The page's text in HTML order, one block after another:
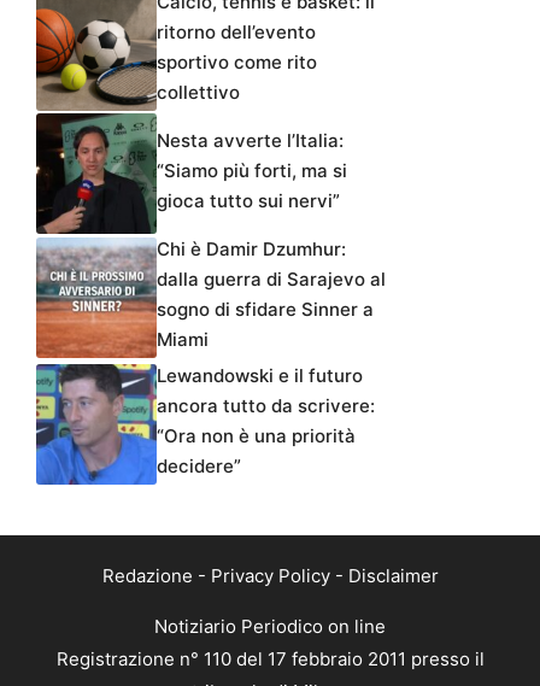
ritorno dell’evento
sportivo come rito
collettivo
Nesta avverte l’Italia:
“Siamo più forti, ma si
gioca tutto sui nervi”
Chi è Damir Dzumhur:
dalla guerra di Sarajevo al
sogno di sfidare Sinner a
Miami
Lewandowski e il futuro
ancora tutto da scrivere:
“Ora non è una priorità
decidere”
Redazione - Privacy Policy- Disclaimer
Notiziario Periodico on line
Registrazione n° 110 del 17 febbraio 2011 presso il